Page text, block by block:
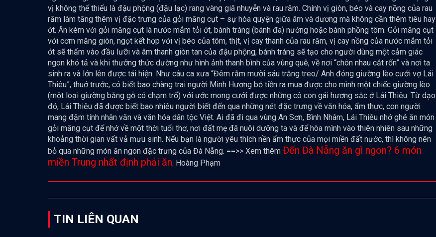
vị không thể thiếu là đậu phộng (đậu lạc) rang vàng giã nhuyễn và rau răm. Chính vị giòn, béo và cay nồng của rau
răm làm tăng thêm vị đặc trưng của gỏi măng cụt – sự hòa quyện giữa âm và dương mà không cần thêm tiêu hay
ớt. Ăn kèm với gỏi măng cụt là nước mắm tỏi ớt, bánh tráng (bánh đa) nướng hoặc bánh phồng tôm. Gỏi măng cụt
với cơm măng giòn, ngọt kết hợp với vị béo của tôm, thịt, vị cay thanh của rau răm, vị cay nồng của nước mắm tỏi
ớt sẽ thấm vào đầu lưỡi và âm thanh giòn tan của đậu phộng, bánh tráng sẽ tạo cho người dùng một cảm giác
ngon khó tả và khi thưởng thức dường như hình ảnh thanh bình của vùng quê, về nơi “chôn nhau cắt rốn” và nơi ta
sinh ra và lớn lên được tái hiện. Như câu ca xưa “Đêm rằm mười sáu trăng treo/ Anh đóng giường lèo cưới vợ Lái
Thiêu”, thuở trước, có biết bao chàng trai người Minh Hương bỏ tiền ra mua được cho mình một chiếc giường lèo
(một loại giường bằng gỗ có chạm trổ) với ước mong cưới được những cô con gái hương sắc ở Lái Thiêu. Từ dạo
đó, Lái Thiêu đã được biết bao nhiêu người biết đến qua những nét đặc trưng về văn hóa, ẩm thực, con người
mang đậm tính nhân văn và văn hóa dân tộc Việt. Ai đã đi qua vùng An Sơn, Bình Nhâm, Lái Thiêu nhớ ghé ăn món
gỏi măng cụt để nhớ về một thời tuổi thơ, nơi đất mẹ đã nuôi dưỡng ta và để hòa mình vào thiên nhiên sau những
khoảng thời gian vất vả mưu sinh. Nếu bạn là người yêu thích nền ẩm thực của mọi miền đất nước, thì không nên
bỏ qua những món ăn ngon đặc trưng của Đà Nẵng. ==>> Xem thêm Đến Đà Nẵng ăn gì ngon? 6 món
miền Trung nhất định phải ăn. Hoàng Phạm
TIN LIÊN QUAN